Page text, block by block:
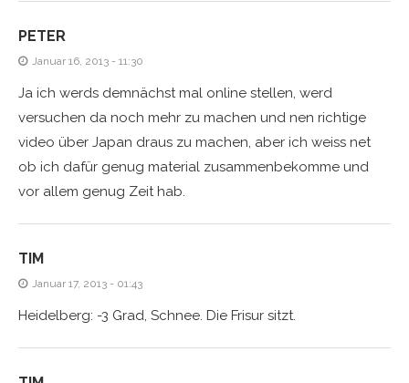
PETER
Januar 16, 2013 - 11:30
Ja ich werds demnächst mal online stellen, werd
versuchen da noch mehr zu machen und nen richtige
video über Japan draus zu machen, aber ich weiss net
ob ich dafür genug material zusammenbekomme und
vor allem genug Zeit hab.
TIM
Januar 17, 2013 - 01:43
Heidelberg: -3 Grad, Schnee. Die Frisur sitzt.